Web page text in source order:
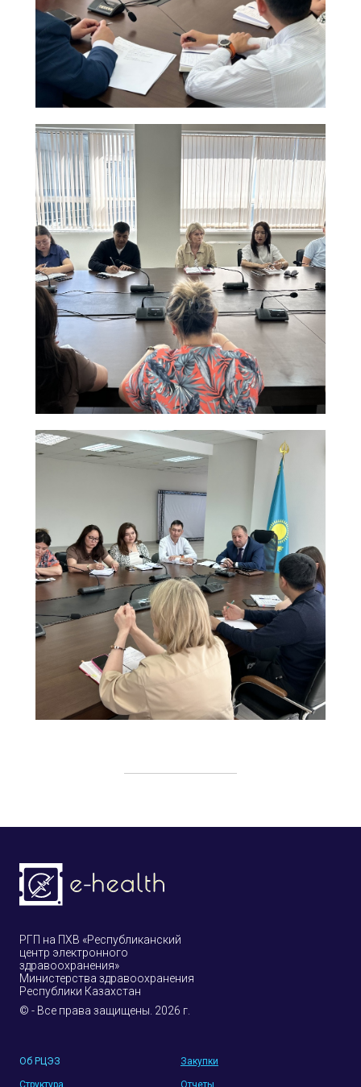
РГП на ПХВ «Республиканский
центр электронного
здравоохранения»
Министерства здравоохранения
Республики Казахстан
© - Все права защищены. 2026 г.
Об РЦЭЗ Закупки